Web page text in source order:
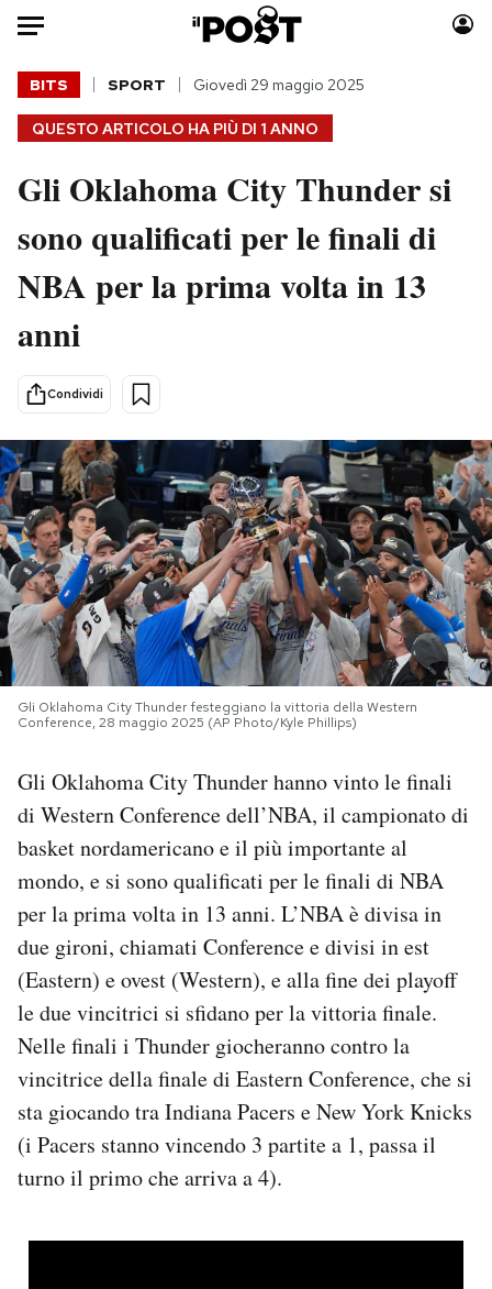
Auto
HOME
Italia
Politica
Tecnologia
Internet
Scienza
Cultura
Economia
Sport
Moda
Consumismi
Storie/Idee
Mondiali calcio 2026
PODCAST
NEWSLETTER
I MIEI PREFERITI
CALENDARIO
AREA PERSONALE
Area Personale
Newsletter
Notifiche mobile
Hai bisogno di aiuto?
Esci
QUESTO ARTICOLO HA PIÙ DI 1 ANNO
BITS SPORT Giovedì 29 maggio 2025
Gli Oklahoma City Thunder si
sono qualificati per le finali di
NBA per la prima volta in 13
anni
Condividi
Gli Oklahoma City Thunder festeggiano la vittoria della Western
Conference, 28 maggio 2025 (AP Photo/Kyle Phillips)
Gli Oklahoma City Thunder hanno vinto le finali
di Western Conference dell’NBA, il campionato di
basket nordamericano e il più importante al
mondo, e si sono qualificati per le finali di NBA
per la prima volta in 13 anni. L’NBA è divisa in
due gironi, chiamati Conference e divisi in est
(Eastern) e ovest (Western), e alla fine dei playoff
le due vincitrici si sfidano per la vittoria finale.
Nelle finali i Thunder giocheranno contro la
vincitrice della finale di Eastern Conference, che si
sta giocando tra Indiana Pacers e New York Knicks
(i Pacers stanno vincendo 3 partite a 1, passa il
turno il primo che arriva a 4).